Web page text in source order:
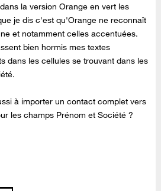
la version Orange en vert les
je dis c'est qu'Orange ne reconnaît
et notamment celles accentuées.
bien hormis mes textes
dans les cellules se trouvant dans les
à importer un contact complet vers
les champs Prénom et Société ?